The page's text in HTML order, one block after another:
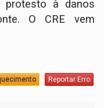
protesto à danos
O CRE vem
Reportar Erro